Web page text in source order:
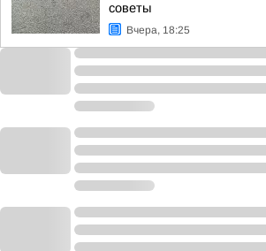
советы
Вчера, 18:25